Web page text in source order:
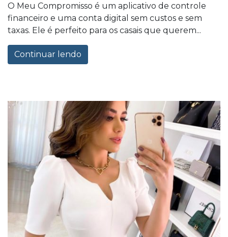
O Meu Compromisso é um aplicativo de controle
financeiro e uma conta digital sem custos e sem
taxas. Ele é perfeito para os casais que querem...
Continuar lendo